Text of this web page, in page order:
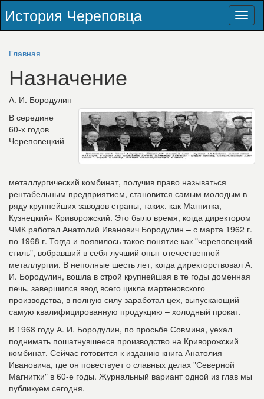
История Череповца
Главная
Назначение
А. И. Бородулин
В середине
60-х годов
Череповецкий
металлургический комбинат, получив право называться
рентабельным предприятием, становится самым молодым в
ряду крупнейших заводов страны, таких, как Магнитка,
Кузнецкий» Криворожский. Это было время, когда директором
ЧМК работал Анатолий Иванович Бородулин – с марта 1962 г.
по 1968 г. Тогда и появилось такое понятие как "череповецкий
стиль", вобравший в себя лучший опыт отечественной
металлургии. В неполные шесть лет, когда директорствовал А.
И. Бородулин, вошла в строй крупнейшая в те годы доменная
печь, завершился ввод всего цикла мартеновского
производства, в полную силу заработал цех, выпускающий
самую квалифицированную продукцию – холодный прокат.
В 1968 году А. И. Бородулин, по просьбе Совмина, уехал
поднимать пошатнувшееся производство на Криворожский
комбинат. Сейчас готовится к изданию книга Анатолия
Ивановича, где он повествует о славных делах "Северной
Магнитки" в 60-е годы. Журнальный вариант одной из глав мы
публикуем сегодня.